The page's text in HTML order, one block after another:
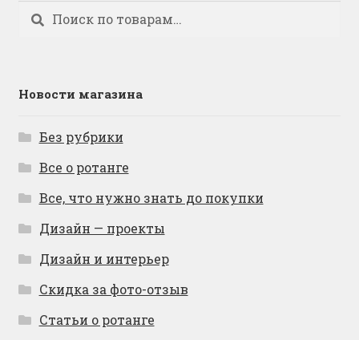
Искать:
Поиск
Новости магазина
Без рубрики
Все о ротанге
Все, что нужно знать до покупки
Дизайн — проекты
Дизайн и интерьер
Скидка за фото-отзыв
Статьи о ротанге